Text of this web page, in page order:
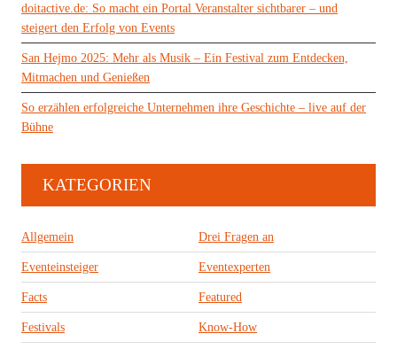
doitactive.de: So macht ein Portal Veranstalter sichtbarer – und
steigert den Erfolg von Events
San Hejmo 2025: Mehr als Musik – Ein Festival zum Entdecken,
Mitmachen und Genießen
So erzählen erfolgreiche Unternehmen ihre Geschichte – live auf der
Bühne
KATEGORIEN
Allgemein Drei Fragen an
Eventeinsteiger Eventexperten
Facts Featured
Festivals Know-How